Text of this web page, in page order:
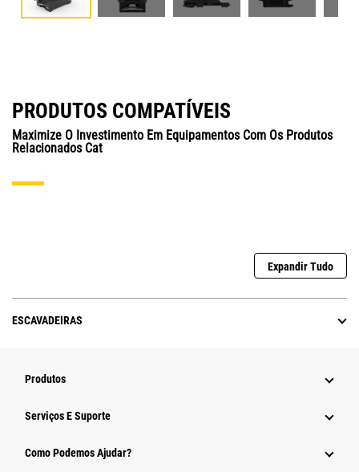
PRODUTOS COMPATÍVEIS
Maximize O Investimento Em Equipamentos Com Os Produtos
Relacionados Cat
Expandir Tudo
ESCAVADEIRAS
Produtos
Serviços E Suporte
Como Podemos Ajudar?